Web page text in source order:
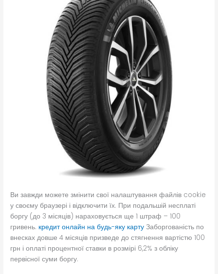
Ви завжди можете змінити свої налаштування файлів cookie
у своєму браузері і відключити їх. При подальшій несплаті
боргу (до 3 місяців) нараховується ще 1 штраф – 100
гривень. кредит онлайн на будь-яку карту Заборгованість по
внесках довше 4 місяців призведе до стягнення вартістю 100
грн і оплаті процентної ставки в розмірі 6,2% з обліку
первісної суми боргу.